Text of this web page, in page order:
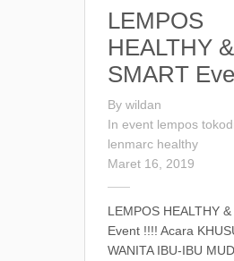
LEMPOS
HEALTHY &
SMART
By wildan
In event lempos
lenmarc healthy
Maret 16, 2019
LEMPOS HEALTHY
Event !!!! Acara
WANITA IBU-IBU